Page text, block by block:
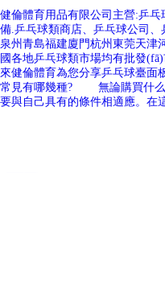
健倫體育用品有限公司主營:乒乓
備.乒乓球類商店、乒乓球公司
泉州青島福建廈門杭州東莞天津
國各地乒乓球類市場均有批發(fā)
來健倫體育為您分享乒乓球臺面
常見有哪幾種? 無論購買什么
要與自己具有的條件相適應。在